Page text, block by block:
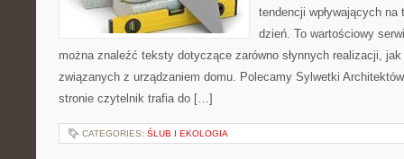
tendencji wpływających
dzień. To wartościowy
można znaleźć teksty dotyczące zarówno słynnych realizacji,
związanych z urządzaniem domu. Polecamy Sylwetki
stronie czytelnik trafia do […]
CATEGORIES: ŚLUB I EKOLOGIA